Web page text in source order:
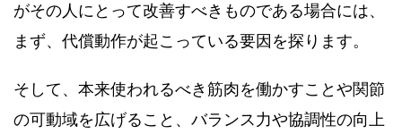
がその人にとって改善すべきものである場合には、
まず、代償動作が起こっている要因を探ります。
そして、本来使われるべき筋肉を働かすことや関節
の可動域を広げること、バランス力や協調性の向上